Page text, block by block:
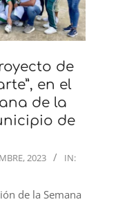
de
en el
de la
de
2023
IN:
de la Semana